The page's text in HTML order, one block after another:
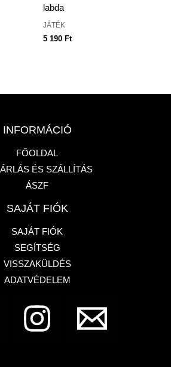
labda
JÁTÉK
5 190 Ft
INFORMÁCIÓ
FŐOLDAL
ÉS SZÁLLÍTÁS
ÁSZF
SAJÁT FIÓK
SAJÁT FIÓK
SEGÍTSÉG
VISSZAKÜLDÉS
ADATVÉDELEM